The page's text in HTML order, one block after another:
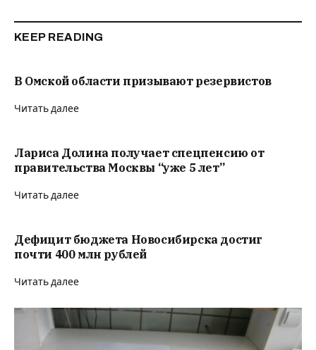
KEEP READING
В Омской области призывают резервистов
Читать далее
Лариса Долина получает спецпенсию от
правительства Москвы “уже 5 лет”
Читать далее
Дефицит бюджета Новосибирска достиг
почти 400 млн рублей
Читать далее